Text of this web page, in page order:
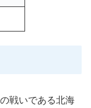
戦いである北海